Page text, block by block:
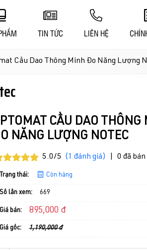
TIN TỨC LIÊN HỆ
Cầu Dao Thông Minh Đo Năng Lượng
CẦU DAO THÔNG
NĂNG LƯỢNG NOTEC
5.0/5 (1 đánh giá) 0 đã bán
Trạng thái: Còn hàng
Số lần xem: 669
Giá bán: 895,000 đ
Giá gốc: 1,190,000 đ